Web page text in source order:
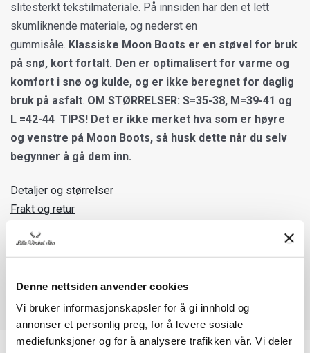
Denne nettsiden anvender cookies
Vi bruker informasjonskapsler for å gi innhold og
annonser et personlig preg, for å levere sosiale
mediefunksjoner og for å analysere trafikken vår. Vi deler
slitesterkt tekstilmateriale. På innsiden har den et lett
skumliknende materiale, og nederst en
gummisåle. Klassiske Moon Boots er en støvel for bruk
på snø, kort fortalt. Den er optimalisert for varme og
komfort i snø og kulde, og er ikke beregnet for daglig
bruk på asfalt. OM STØRRELSER: S=35-38, M=39-41 og
L =42-44 TIPS! Det er ikke merket hva som er høyre
og venstre på Moon Boots, så husk dette når du selv
begynner å gå dem inn.
Detaljer og størrelser
Frakt og retur